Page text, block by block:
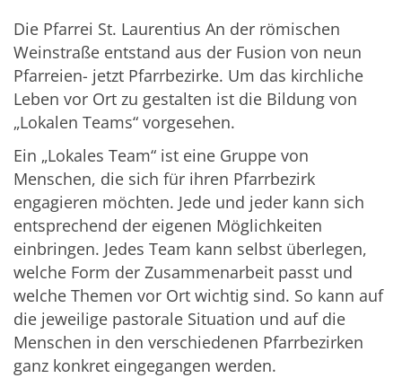
Die Pfarrei St. Laurentius An der römischen
Weinstraße entstand aus der Fusion von neun
Pfarreien- jetzt Pfarrbezirke. Um das kirchliche
Leben vor Ort zu gestalten ist die Bildung von
„Lokalen Teams“ vorgesehen.
Ein „Lokales Team“ ist eine Gruppe von
Menschen, die sich für ihren Pfarrbezirk
engagieren möchten. Jede und jeder kann sich
entsprechend der eigenen Möglichkeiten
einbringen. Jedes Team kann selbst überlegen,
welche Form der Zusammenarbeit passt und
welche Themen vor Ort wichtig sind. So kann auf
die jeweilige pastorale Situation und auf die
Menschen in den verschiedenen Pfarrbezirken
ganz konkret eingegangen werden.